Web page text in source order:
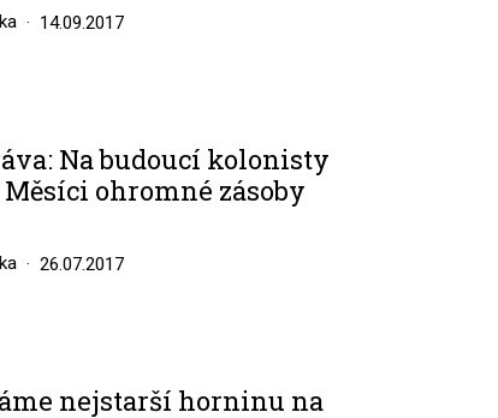
14.09.2017
Na budoucí kolonisty
ohromné zásoby
26.07.2017
nejstarší horninu na